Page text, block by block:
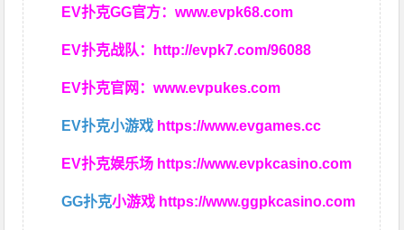
EV扑克GG官方：www.evpk68.com
EV扑克战队： http://evpk7.com/96088
EV扑克官网：www.evpukes.com
EV扑克小游戏 https://www.evgames.cc
EV扑克娱乐场 https://www.evpkcasino.com
GG扑克小游戏 https://www.ggpkcasino.com